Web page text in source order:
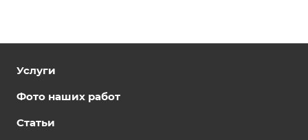
Услуги
Фото наших работ
Статьи